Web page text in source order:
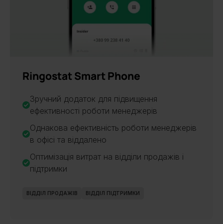
Ringostat Smart Phone
Зручний додаток для підвищення
ефективності роботи менеджерів
Однакова ефективність роботи менеджерів
в офісі та віддалено
Оптимізація витрат на відділи продажів і
підтримки
ВІДДІЛ ПРОДАЖІВ ВІДДІЛ ПІДТРИМКИ